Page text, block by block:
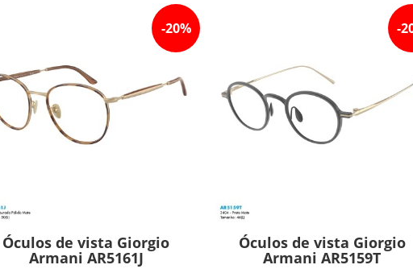
-20%
Óculos de vista Giorgio
Armani AR5161J
-
Óculos de vista Giorgio
Armani AR5159T